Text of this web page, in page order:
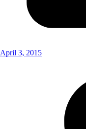
April 3, 2015